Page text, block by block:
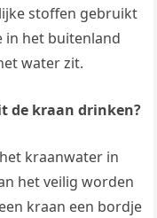
stoffen gebruikt
in het buitenland
water zit.
de kraan drinken?
kraanwater in
het veilig worden
kraan een bordje